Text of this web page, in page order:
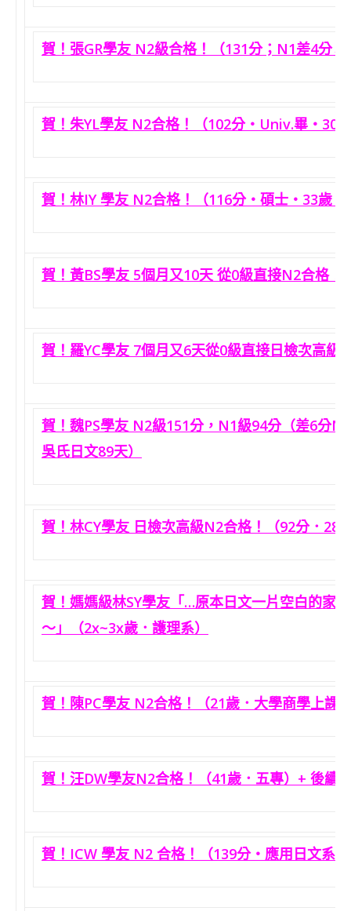
賀！張GR學友 N2級合格！（131分；N1差4分
賀！朱YL學友 N2合格！（102分‧Univ.畢‧30
賀！林IY 學友 N2合格！（116分‧碩士‧33歲‧
賀！黃BS學友 5個月又10天 從0級直接N2合格！
賀！羅YC學友 7個月又6天從0級直接日檢次高
賀！魏PS學友 N2級151分，N1級94分（差6分
吳氏日文89天）
賀！林CY學友 日檢次高級N2合格！（92分．28
賀！媽媽級林SY學友「…原本日文一片空白的家
～」（2x~3x歲．護理系）
賀！陳PC學友 N2合格！（21歲．大學商學上課
賀！汪DW學友N2合格！（41歲．五專）+ 後續
賀！ICW 學友 N2 合格！（139分‧應用日文系